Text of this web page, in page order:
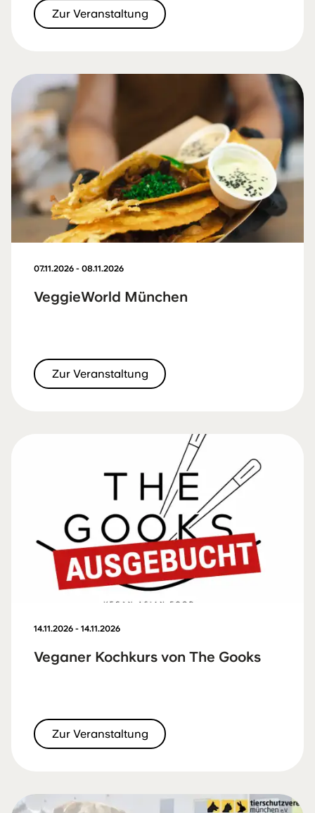
Zur Veranstaltung
07.11.2026 - 08.11.2026
VeggieWorld München
Zur Veranstaltung
14.11.2026 - 14.11.2026
Veganer Kochkurs von The Gooks
Zur Veranstaltung